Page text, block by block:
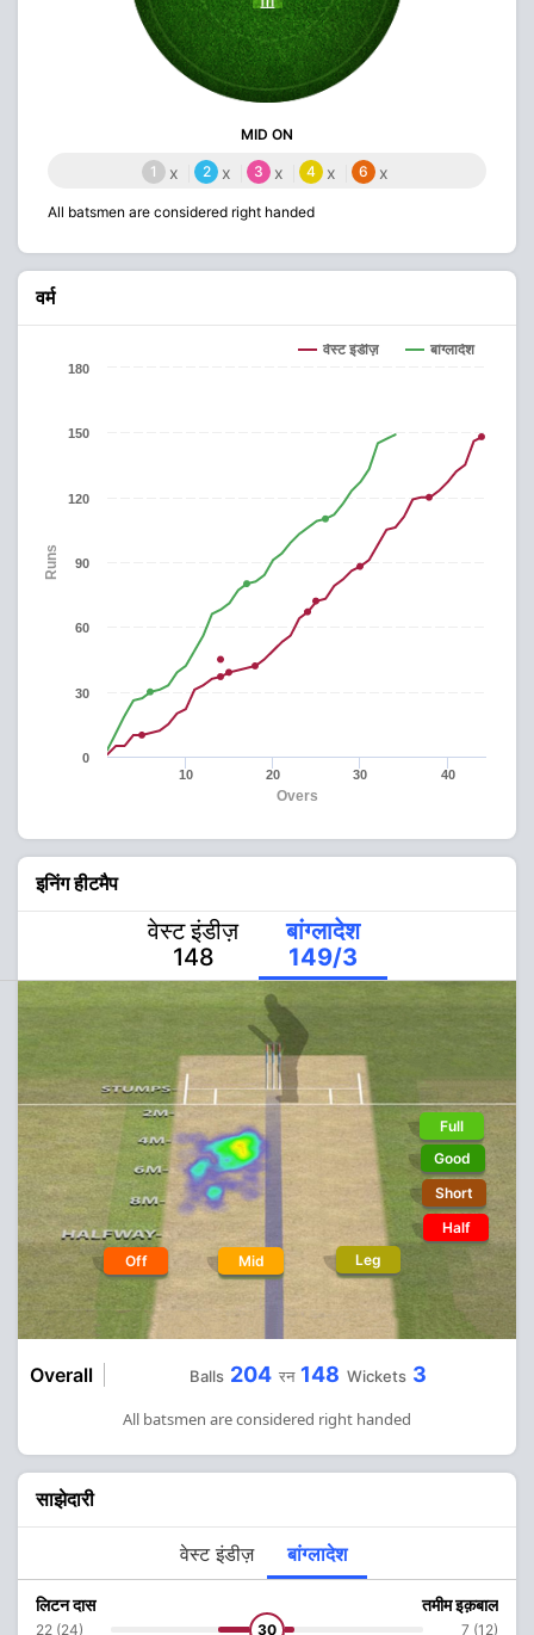
MID ON
1 x 2 x 3 x 4 x 6 x
All batsmen are considered right handed
वर्म
Overs
Runs
वेस्ट इंडीज़ बांग्लादेश
10 20 30 40
0
30
60
90
120
150
180
इनिंग हीटमैप
वेस्ट इंडीज़
148
बांग्लादेश
149/3
Off Mid Leg
Full
Good
Short
Half
Overall Balls 204 रन 148 Wickets 3
All batsmen are considered right handed
साझेदारी
वेस्ट इंडीज़ बांग्लादेश
लिटन दास
22 (24) 30
तमीम इक़बाल
7 (12)